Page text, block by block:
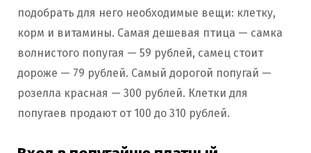
подобрать для него необходимые вещи: клетку,
корм и витамины. Самая дешевая птица — самка
волнистого попугая — 59 рублей, самец стоит
дороже — 79 рублей. Самый дорогой попугай —
розелла красная — 300 рублей. Клетки для
попугаев продают от 100 до 310 рублей.